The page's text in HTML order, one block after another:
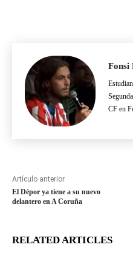
Fonsi
CF en
Artículo anterior
El Dépor ya tiene a su nuevo
delantero en A Coruña
RELATED ARTICLES